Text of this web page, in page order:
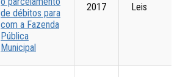
de débitos para
com a Fazenda
Pública
Municipal
2017 Leis